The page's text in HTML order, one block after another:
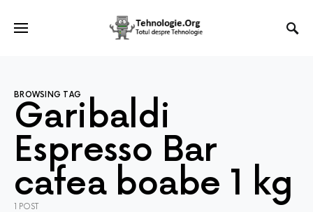
BROWSING TAG
Garibaldi
Espresso Bar
cafea boabe 1 kg
1 POST